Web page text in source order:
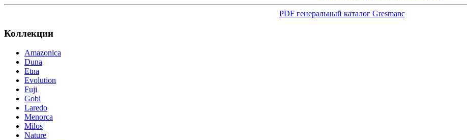
PDF генеральный каталог Gresmanc
Коллекции
Amazonica
Duna
Etna
Evolution
Fuji
Gobi
Laredo
Menorca
Milos
Nature